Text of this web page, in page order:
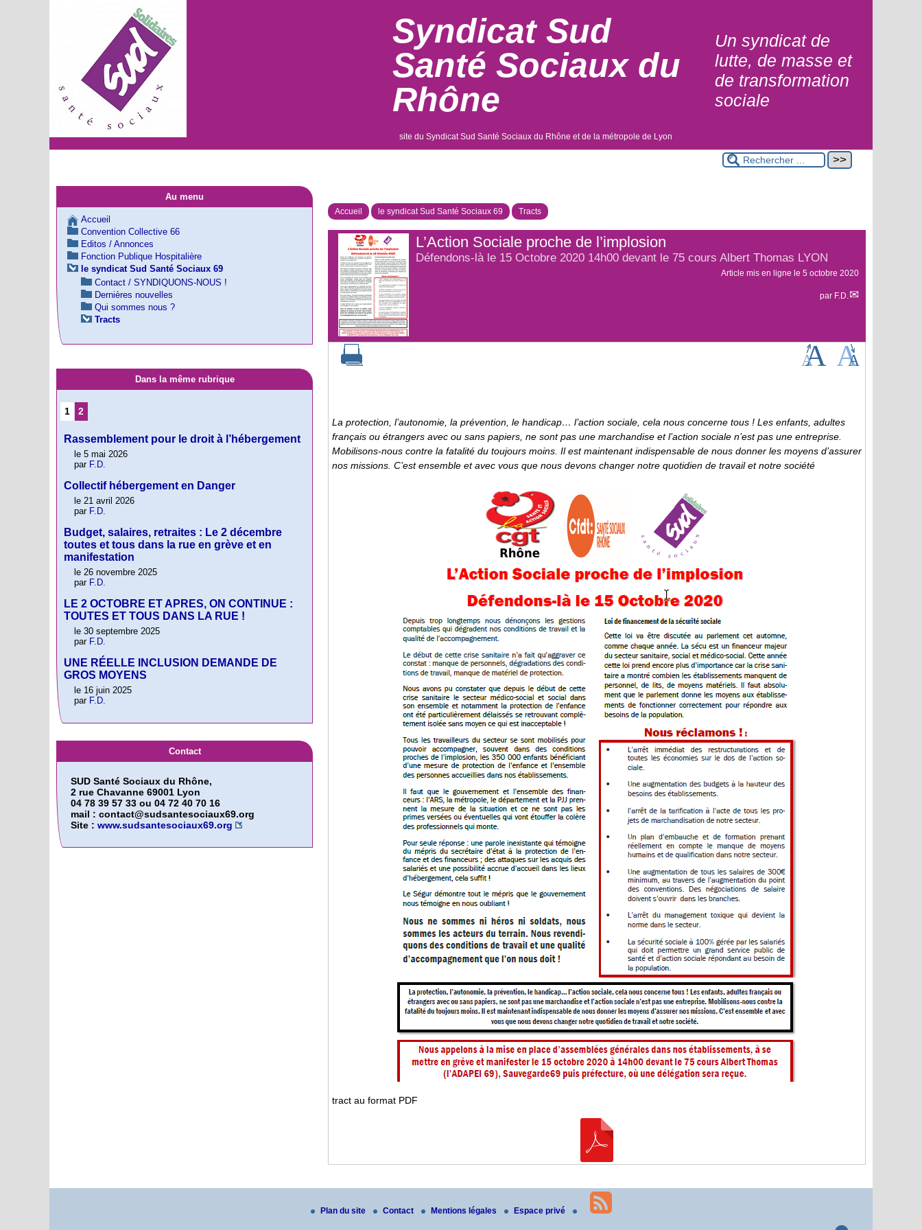
Syndicat Sud
Santé Sociaux du
Rhône
Un syndicat de
lutte, de masse et
de transformation
sociale
site du Syndicat Sud Santé Sociaux du Rhône et de la métropole de Lyon
Accueil le syndicat Sud Santé Sociaux 69 Tracts
L’Action Sociale proche de l’implosion
Défendons-là le 15 Octobre 2020 14h00 devant le 75 cours Albert Thomas LYON
Article mis en ligne le 5 octobre 2020
par F.D.
La protection, l’autonomie, la prévention, le handicap… l’action sociale, cela nous concerne tous ! Les enfants, adultes
français ou étrangers avec ou sans papiers, ne sont pas une marchandise et l’action sociale n’est pas une entreprise.
Mobilisons-nous contre la fatalité du toujours moins. Il est maintenant indispensable de nous donner les moyens d’assurer
nos missions. C’est ensemble et avec vous que nous devons changer notre quotidien de travail et notre société
tract au format PDF
Au menu
Accueil
Convention Collective 66
Editos / Annonces
Fonction Publique Hospitalière
le syndicat Sud Santé Sociaux 69
Contact / SYNDIQUONS-NOUS !
Dernières nouvelles
Qui sommes nous ?
Tracts
Dans la même rubrique
1 2
Rassemblement pour le droit à l’hébergement
le 5 mai 2026
par F.D.
Collectif hébergement en Danger
le 21 avril 2026
par F.D.
Budget, salaires, retraites : Le 2 décembre
toutes et tous dans la rue en grève et en
manifestation
le 26 novembre 2025
par F.D.
LE 2 OCTOBRE ET APRES, ON CONTINUE :
TOUTES ET TOUS DANS LA RUE !
le 30 septembre 2025
par F.D.
UNE RÉELLE INCLUSION DEMANDE DE
GROS MOYENS
le 16 juin 2025
par F.D.
Contact
SUD Santé Sociaux du Rhône,
2 rue Chavanne 69001 Lyon
04 78 39 57 33 ou 04 72 40 70 16
mail : contact@sudsantesociaux69.org
Site : www.sudsantesociaux69.org
Plan du site Contact Mentions légales Espace privé